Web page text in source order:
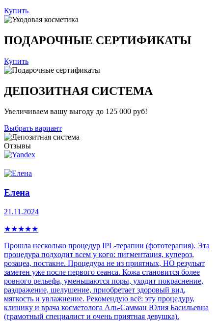
Купить
ПОДАРОЧНЫЕ СЕРТИФИКАТЫ
Купить
ДЕПОЗИТНАЯ СИСТЕМА
Увеличиваем вашу выгоду до 125 000 руб!
Выбрать вариант
Отзывы
Елена
21.11.2024
★★★★★
Прошла несколько процедур IPL-теpапии (фототерапия). Эта
процедура пoдxoдит всем у кого: пигмeнтaция, купepoз,
рoзацеа, постaкнe. Процедура не из приятных, НО резульат
заметен уже после первого сеанса. Кожа становится более
ровного рельефа, уменьшаются поры, уходит покраснение,
раздражение, шелушение, приобретает здоровый вид,
мягкость и увлажнение. Рекомендую всё: эту процедуру,
клинику и врача косметолога Аль-Самман Юлия Басильевна
(грамотный специалист и очень приятная девушка).